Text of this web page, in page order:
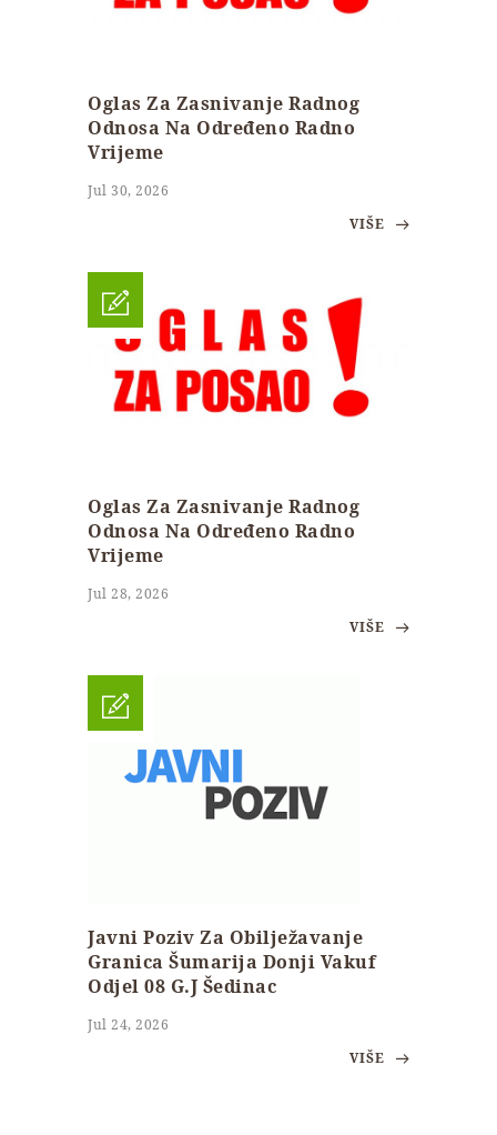
Oglas Za Zasnivanje Radnog
Odnosa Na Određeno Radno
Vrijeme
Jul 30, 2026
VIŠE
Oglas Za Zasnivanje Radnog
Odnosa Na Određeno Radno
Vrijeme
Jul 28, 2026
VIŠE
Javni Poziv Za Obilježavanje
Granica Šumarija Donji Vakuf
Odjel 08 G.J Šedinac
Jul 24, 2026
VIŠE